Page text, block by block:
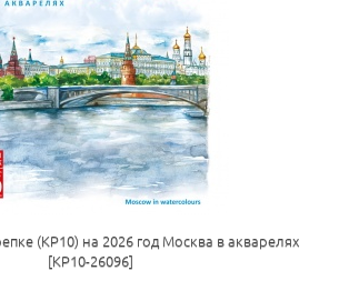
(КР10) на 2026 год Москва в акварелях
[КР10-26096]